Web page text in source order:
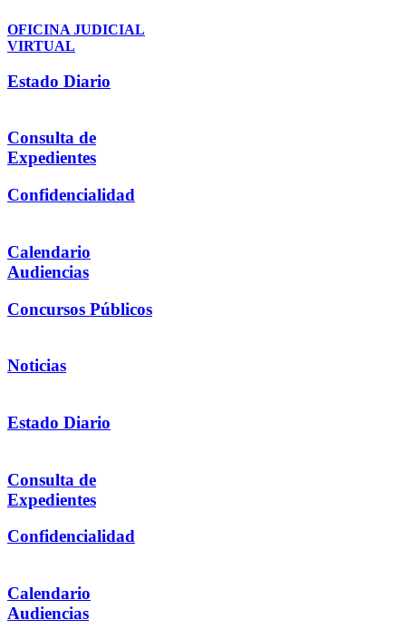
OFICINA JUDICIAL
VIRTUAL
Estado Diario
Consulta de
Expedientes
Confidencialidad
Calendario
Audiencias
Concursos Públicos
Noticias
Estado Diario
Consulta de
Expedientes
Confidencialidad
Calendario
Audiencias